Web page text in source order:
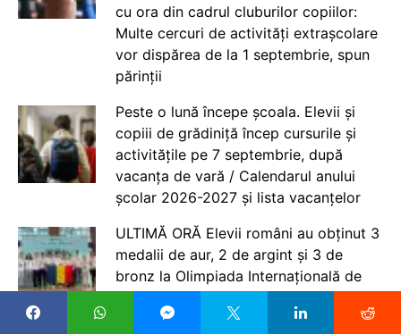
cu ora din cadrul cluburilor copiilor:
Multe cercuri de activități extrașcolare
vor dispărea de la 1 septembrie, spun
părinții
Peste o lună începe școala. Elevii și
copiii de grădiniță încep cursurile și
activitățile pe 7 septembrie, după
vacanța de vară / Calendarul anului
școlar 2026-2027 și lista vacanțelor
ULTIMĂ ORĂ Elevii români au obținut 3
medalii de aur, 2 de argint și 3 de
bronz la Olimpiada Internațională de
Inteligență Artificială – IOAI 2026,
desfășurată în Kazahstan